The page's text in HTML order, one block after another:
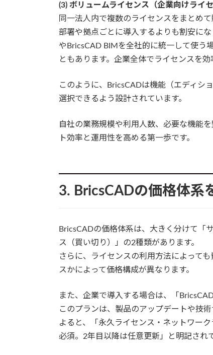
(3) ボリュームライセンス（企業向けライセ
同一法人内で複数のライセンスをまとめ
部署や拠点ごとに導入するよりも割安に
やBricsCAD BIMを全社的に統一して使う
ともあります。企業全体でライセンスを
このように、BricsCADは機能（エディシ
選択できるよう設計されています。
自社の業務規模や利用人数、必要な機能
ト効率と運用性を高める第一歩です。
3. BricsCADの価格体系
BricsCADの価格体系は、大きく分けて「
ス（買い切り）」の2種類があります。
さらに、ライセンスの利用方法によって
スかによって価格構成が異なります。
また、企業で導入する場合は、「
このプランは、製品のアップデートや技
よると、「永久ライセンス・ネットワー
必須。2年目以降は任意更新」と明記され